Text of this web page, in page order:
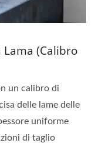
Lama (Calibro
un calibro di
delle lame delle
uniforme
di taglio